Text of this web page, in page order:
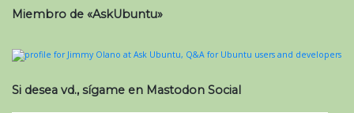
Miembro de «AskUbuntu»
Si desea vd., sígame en Mastodon Social